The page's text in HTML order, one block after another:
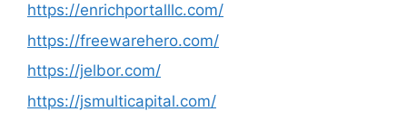
https://enrichportalllc.com/
https://freewarehero.com/
https://jelbor.com/
https://jsmulticapital.com/